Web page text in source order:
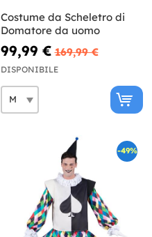
Costume da Scheletro di
Domatore da uomo
99,99 € 169,99 €
DISPONIBILE
-49%